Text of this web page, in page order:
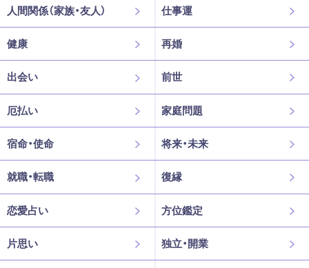
人間関係（家族・友人） 仕事運
健康 再婚
出会い 前世
厄払い 家庭問題
宿命・使命 将来・未来
就職・転職 復縁
恋愛占い 方位鑑定
片思い 独立・開業